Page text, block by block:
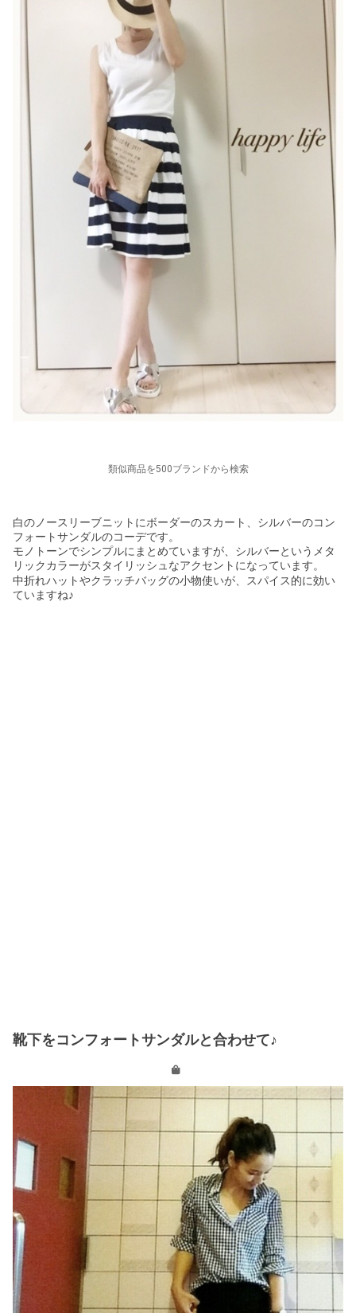
類似商品を500ブランドから検索
白のノースリーブニットにボーダーのスカート、シルバーのコン
フォートサンダルのコーデです。
モノトーンでシンプルにまとめていますが、シルバーというメタ
リックカラーがスタイリッシュなアクセントになっています。
中折れハットやクラッチバッグの小物使いが、スパイス的に効い
ていますね♪
靴下をコンフォートサンダルと合わせて♪